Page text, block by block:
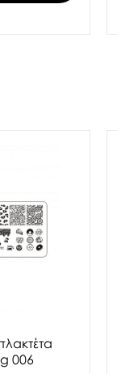
006